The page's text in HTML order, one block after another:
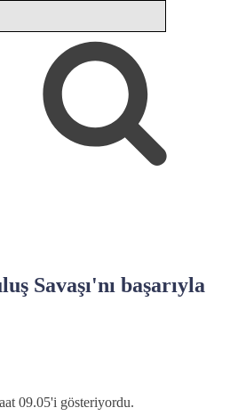
Savaşı'nı başarıyla
09.05'i gösteriyordu.